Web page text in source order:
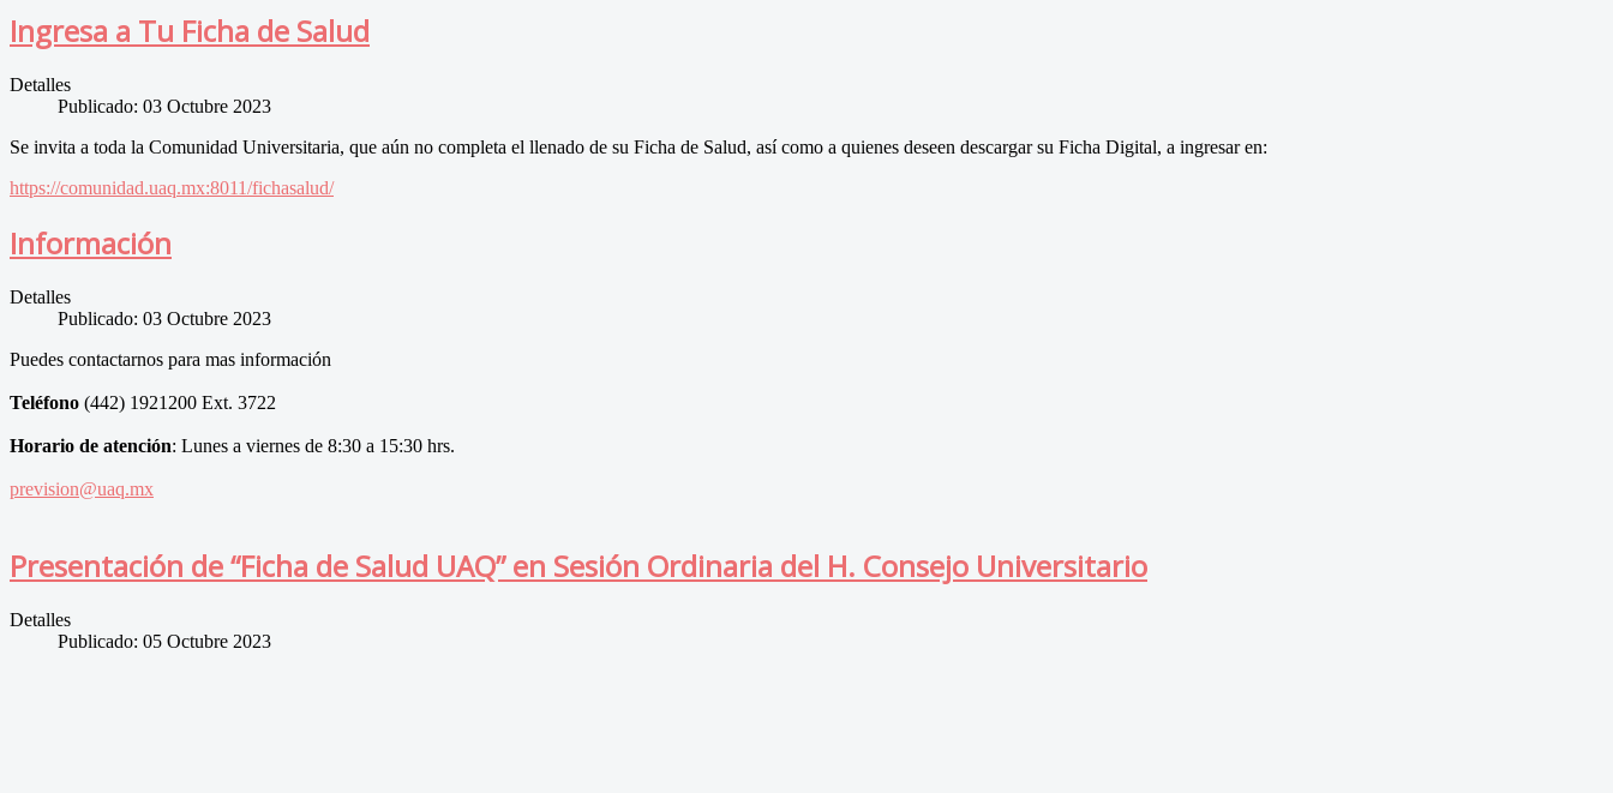
Ingresa a Tu Ficha de Salud
Detalles
Publicado: 03 Octubre 2023
Se invita a toda la Comunidad Universitaria, que aún no completa el llenado de su Ficha de Salud, así como a quienes deseen descargar su Ficha Digital, a ingresar en:
https://comunidad.uaq.mx:8011/fichasalud/
Información
Detalles
Publicado: 03 Octubre 2023
Puedes contactarnos para mas información
Teléfono (442) 1921200 Ext. 3722
Horario de atención: Lunes a viernes de 8:30 a 15:30 hrs.
prevision@uaq.mx
Presentación de “Ficha de Salud UAQ” en Sesión Ordinaria del H. Consejo Universitario
Detalles
Publicado: 05 Octubre 2023